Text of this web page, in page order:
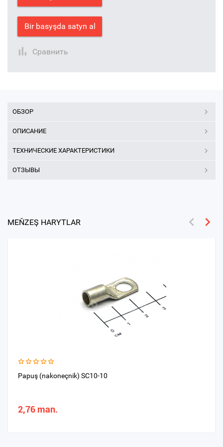
Bir basyşda satyn al
Сравнить
ОБЗОР
ОПИСАНИЕ
ТЕХНИЧЕСКИЕ ХАРАКТЕРИСТИКИ
ОТЗЫВЫ
MEŇZEŞ HARYTLAR
Papuş (nakoneçnik) SC10-10
2,76 man.